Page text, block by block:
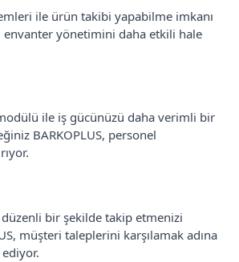
ile ürün takibi yapabilme imkanı
envanter yönetimini daha etkili hale
ile iş gücünüzü daha verimli bir
BARKOPLUS, personel
bir şekilde takip etmenizi
müşteri taleplerini karşılamak adına
ediyor.